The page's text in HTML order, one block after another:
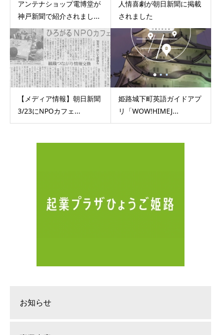
アンテナショップ電博堂が
神戸新聞で紹介されまし...
人情喜劇が朝日新聞に掲載
されました
【メディア情報】朝日新聞
3/23にNPOカフェ...
姫路城下町英語ガイドアプ
リ「WOW!HIMEJ...
お知らせ